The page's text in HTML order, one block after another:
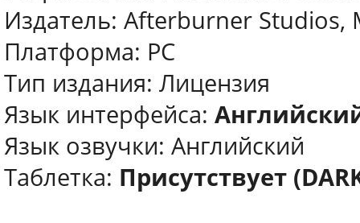
Издатель: Afterburner Studios,
Платформа: PC
Тип издания: Лицензия
Язык интерфейса:
Язык озвучки: Английский
Таблетка: Присутствует